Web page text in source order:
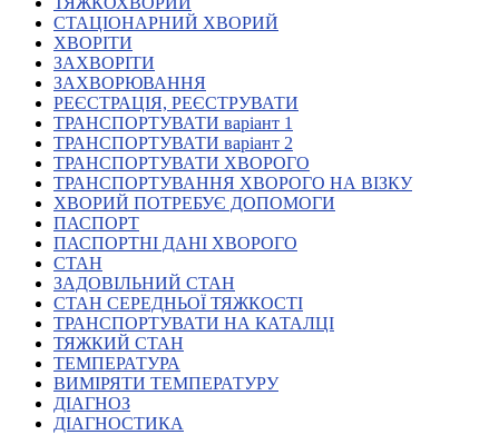
Про УТОГ
Керівництво УТОГ
Громадські ради УТОГ ⩺
Всеукраїнська Рада голів обласних
організацій УТОГ
Всеукраїнська Рада ветеранів УТОГ
Всеукраїнська Рада перекладачів жестової
мови УТОГ
Всеукраїнська Рада директорів УТОГ
Молодіжні лідери УТОГ
Ветерани УТОГ
Мережа УТОГ
Підприємства УТОГ
Рекорди УТОГ
Видання УТОГ
Звіти
Посилання сторінок УТОГ
Контакти
СТАЦІОНАРНИЙ ХВОРИЙ
ХВОРІТИ
ЗАХВОРІТИ
ЗАХВОРЮВАННЯ
РЕЄСТРАЦІЯ, РЕЄСТРУВАТИ
ТРАНСПОРТУВАТИ варіант 1
ТРАНСПОРТУВАТИ варіант 2
ТРАНСПОРТУВАТИ ХВОРОГО
ТРАНСПОРТУВАННЯ ХВОРОГО НА ВІЗКУ
ХВОРИЙ ПОТРЕБУЄ ДОПОМОГИ
ПАСПОРТ
ПАСПОРТНІ ДАНІ ХВОРОГО
СТАН
ЗАДОВІЛЬНИЙ СТАН
СТАН СЕРЕДНЬОЇ ТЯЖКОСТІ
ТРАНСПОРТУВАТИ НА КАТАЛЦІ
ТЯЖКИЙ СТАН
ТЕМПЕРАТУРА
ВИМІРЯТИ ТЕМПЕРАТУРУ
ДІАГНОЗ
ДІАГНОСТИКА